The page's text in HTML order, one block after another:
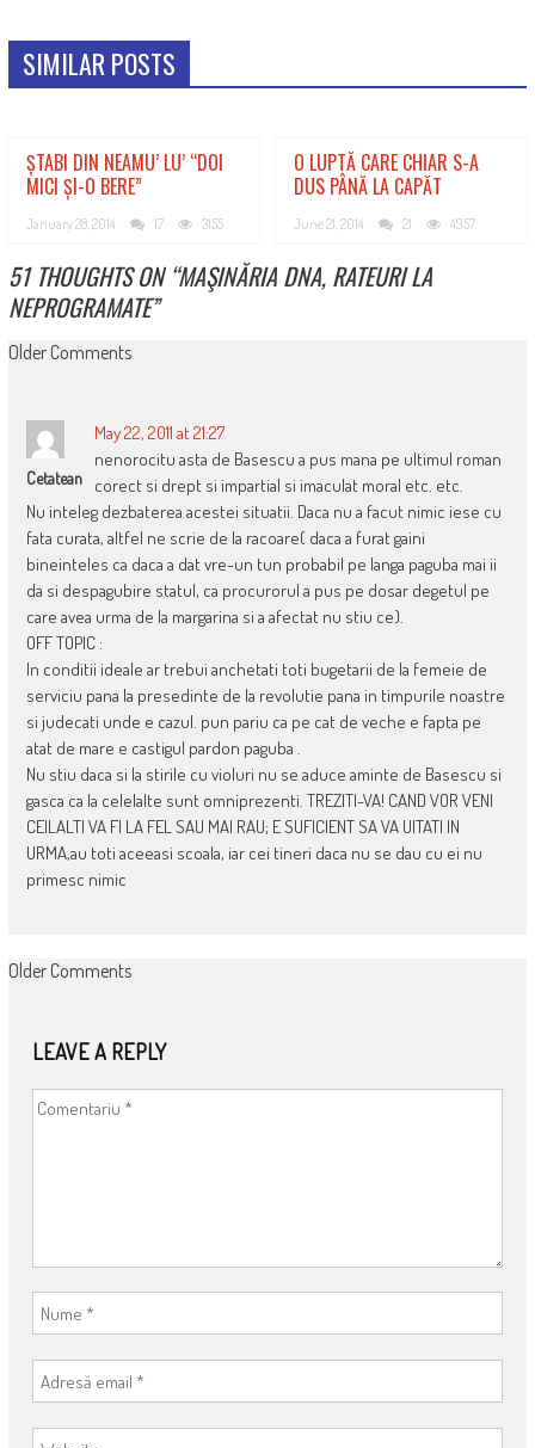
SIMILAR POSTS
ȘTABI DIN NEAMU’ LU’ “DOI
MICI ȘI-O BERE”
January 28, 2014 17 3155
O LUPTĂ CARE CHIAR S-A
DUS PÂNĂ LA CAPĂT
June 21, 2014 21 4957
51 THOUGHTS ON “MAŞINĂRIA DNA, RATEURI LA
NEPROGRAMATE”
COMMENT
Older Comments
Cetatean
May 22, 2011 at 21:27
nenorocitu asta de Basescu a pus mana pe ultimul roman
corect si drept si impartial si imaculat moral etc. etc.
Nu inteleg dezbaterea acestei situatii. Daca nu a facut nimic iese cu
fata curata, altfel ne scrie de la racoare( daca a furat gaini
bineinteles ca daca a dat vre-un tun probabil pe langa paguba mai ii
da si despagubire statul, ca procurorul a pus pe dosar degetul pe
care avea urma de la margarina si a afectat nu stiu ce).
OFF TOPIC :
In conditii ideale ar trebui anchetati toti bugetarii de la femeie de
serviciu pana la presedinte de la revolutie pana in timpurile noastre
si judecati unde e cazul. pun pariu ca pe cat de veche e fapta pe
atat de mare e castigul pardon paguba .
Nu stiu daca si la stirile cu violuri nu se aduce aminte de Basescu si
gasca ca la celelalte sunt omniprezenti. TREZITI-VA! CAND VOR VENI
CEILALTI VA FI LA FEL SAU MAI RAU; E SUFICIENT SA VA UITATI IN
URMA,au toti aceeasi scoala, iar cei tineri daca nu se dau cu ei nu
primesc nimic
COMMENT
Older Comments
LEAVE A REPLY